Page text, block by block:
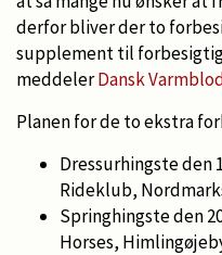
derfor bliver der to
supplement til
meddelerDansk
Planen for de to ekstra
Dressurhingste den
Rideklub,
Springhingste den
Horses,